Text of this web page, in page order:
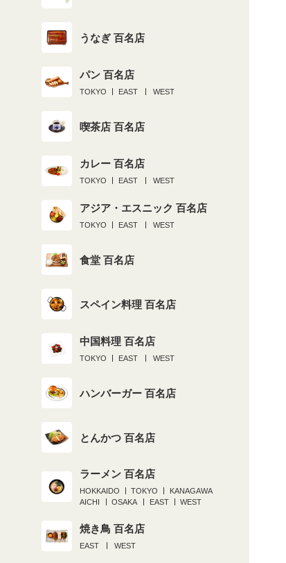
うなぎ 百名店
パン 百名店
TOKYO EAST WEST
喫茶店 百名店
カレー 百名店
TOKYO EAST WEST
アジア・エスニック 百名店
TOKYO EAST WEST
食堂 百名店
スペイン料理 百名店
中国料理 百名店
TOKYO EAST WEST
ハンバーガー 百名店
とんかつ 百名店
ラーメン 百名店
HOKKAIDO TOKYO
KANAGAWA
AICHI
OSAKA EAST WEST
焼き鳥 百名店
EAST WEST